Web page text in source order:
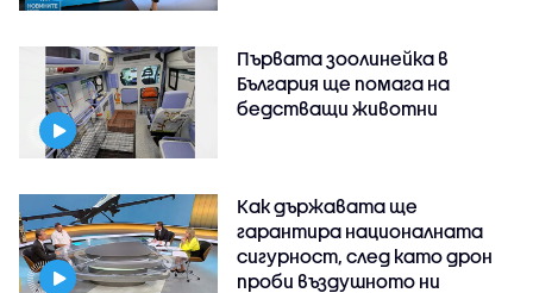
Първата зоолинейка в
България ще помага на
бедстващи животни
Как държавата ще
гарантира националната
сигурност, след като дрон
проби въздушното ни